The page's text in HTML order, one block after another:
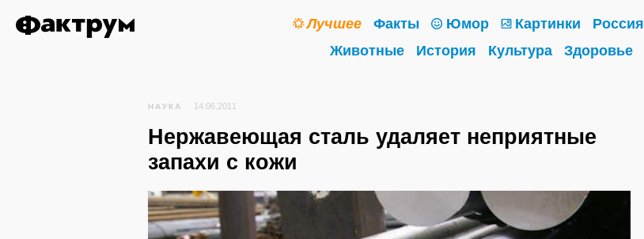
Лучшее Факты Юмор Картинки Россия
Животные
История Культура Здоровье
НАУКА 14.06.2011
Нержавеющая сталь удаляет неприятные
запахи с кожи